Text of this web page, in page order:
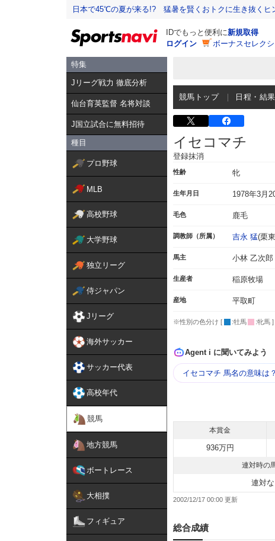
日本で45℃の夏が来る!? 猛暑を賢くおトクに生き抜くヒ
IDでもっと便利に新規取得
ログイン
ボーナスセレク
特集
Jリーグ戦力 徹底分析
仙台育英監督 名将対談
J国立試合に無料招待
種目
プロ野球
MLB
高校野球
大学野球
独立リーグ
侍ジャパン
Jリーグ
海外サッカー
サッカー代表
高校年代
競馬
地方競馬
ボートレース
大相撲
フィギュア
競馬トップ 日程・結果
イセコマチ
登録抹消
性齢 牝
生年月日 1978年3月
毛色 鹿毛
調教師（所属） 吉永 猛(栗
馬主 小林 乙次郎
生産者 稲原牧場
産地 平取町
※性別の色分け [ :牡馬 :牝馬 ]
Agent i に聞いてみよう
イセコマチ 馬名の意味は？
本賞金
936万円
連対時の
連対な
2002/12/17 00:00
総合成績